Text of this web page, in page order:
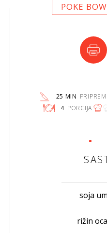
POKE
25 MIN
4 PORCIJA
soja
rižin